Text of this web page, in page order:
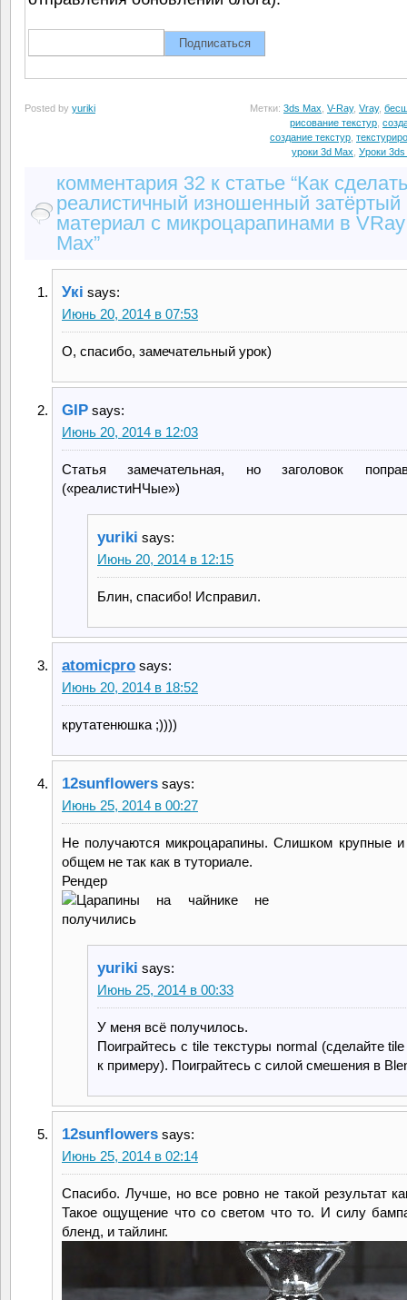
Posted by yuriki Метки: 3ds Max V-Ray, Vray,
рисование текстур
создание текстур
уроки 3d Max Уроки
комментария 32 к статье “Как сделать
реалистичный изношенный затёртый
материал с микроцарапинами в
Max”
Укi says:
Июнь 20, 2014 в 07:53
О, спасибо, замечательный урок)
GIP says:
Июнь 20, 2014 в 12:03
Статья замечательная, но заголовок
(«реалистиНЧые»)
yuriki says:
Июнь 20, 2014 в 12:15
Блин, спасибо! Исправил.
atomicpro says:
Июнь 20, 2014 в 18:52
крутатенюшка ;))))
12sunflowers says:
Июнь 25, 2014 в 00:27
Не получаются микроцарапины. Слишком крупные
общем не так как в туториале.
Рендер
yuriki says:
Июнь 25, 2014 в 00:33
У меня всё получилось.
Поиграйтесь с tile текстуры normal (сделайте
к примеру). Поиграйтесь с силой смешения в
12sunflowers says:
Июнь 25, 2014 в 02:14
Спасибо. Лучше, но все ровно не такой результат
Такое ощущение что со светом что то. И силу
бленд, и тайлинг.